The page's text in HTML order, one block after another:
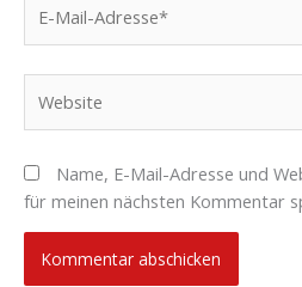
Mail-
Name, E-Mail-Adresse und
für meinen nächsten Kommentar